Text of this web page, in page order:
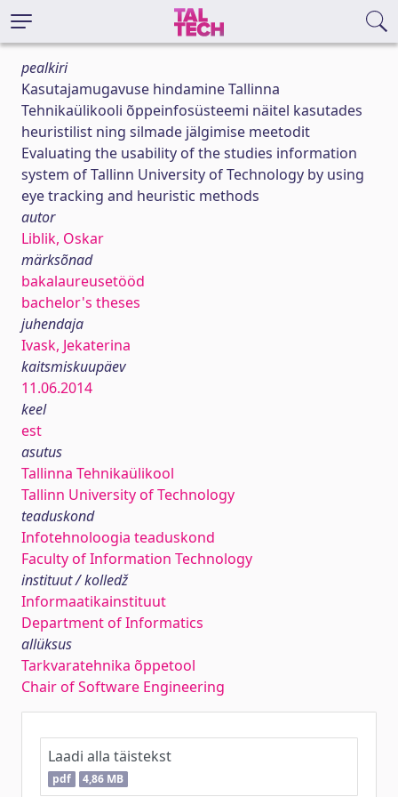
pealkiri
Kasutajamugavuse hindamine Tallinna
Tehnikaülikooli õppeinfosüsteemi näitel kasutades
heuristilist ning silmade jälgimise meetodit
Evaluating the usability of the studies information
system of Tallinn University of Technology by using
eye tracking and heuristic methods
autor
Liblik, Oskar
märksõnad
bakalaureusetööd
bachelor's theses
juhendaja
Ivask, Jekaterina
kaitsmiskuupäev
11.06.2014
keel
est
asutus
Tallinna Tehnikaülikool
Tallinn University of Technology
teaduskond
Infotehnoloogia teaduskond
Faculty of Information Technology
instituut / kolledž
Informaatikainstituut
Department of Informatics
allüksus
Tarkvaratehnika õppetool
Chair of Software Engineering
Laadi alla täistekst
pdf 4,86 MB